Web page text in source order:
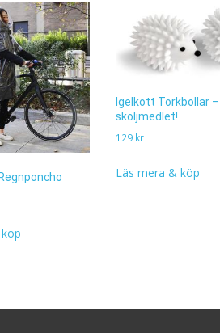
Igelkott Torkbollar
sköljmedlet!
129 kr
Läs mera & köp